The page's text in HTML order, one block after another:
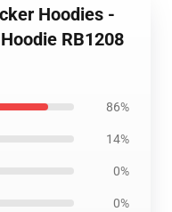
Hoodies -
RB1208
86%
14%
0%
0%